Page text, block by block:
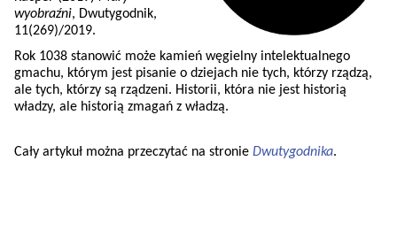
wyobraźni, Dwutygodnik,
11(269)/2019.
Rok 1038 stanowić może kamień węgielny intelektualnego
gmachu, którym jest pisanie o dziejach nie tych, którzy rządzą,
ale tych, którzy są rządzeni. Historii, która nie jest historią
władzy, ale historią zmagań z władzą.
Cały artykuł można przeczytać na stronie Dwutygodnika.